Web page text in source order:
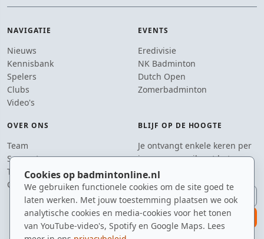
Cookies op badmintonline.nl
We gebruiken functionele cookies om de site goed te
laten werken. Met jouw toestemming plaatsen we ook
analytische cookies en media-cookies voor het tonen
van YouTube-video's, Spotify en Google Maps. Lees
NAVIGATIE
Nieuws
Kennisbank
Spelers
Clubs
Video's
EVENTS
Eredivisie
NK Badminton
Dutch Open
Zomerbadminton
OVER ONS
Team
Supporters
Tip de redactie
Contact
BLIJF OP DE HOOGTE
Je ontvangt enkele keren per
jaar een e-mail met het
laatste badmintonnieuws.
E-mailadres
aanmelden